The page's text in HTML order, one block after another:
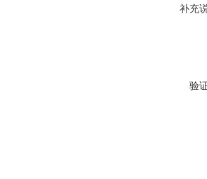
补充
验